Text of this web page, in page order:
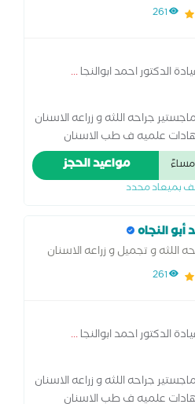
261
الدكتور احمد ابوالنجا...
جراحه اللثه و زراعه الاسنان
علميه ف طب الاسنان
لزراعة الاسنان أخصائي امراض
والاشعهمواعيد الحجز
بميعاد محدد
النجاه
اللثه و تجميل و زراعه الاسنان
261
الدكتور احمد ابوالنجا...
جراحه اللثه و زراعه الاسنان
علميه ف طب الاسنان